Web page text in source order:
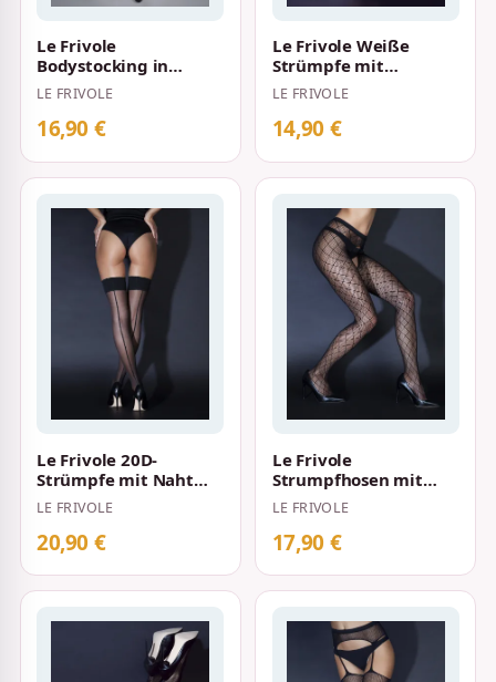
Le Frivole
Bodystocking in
Netzoptik mit
dreieckigem Muster
Schwarz
LE FRIVOLE
16,90 €
Le Frivole Weiße
Strümpfe mit
Spitzengummiband
LE FRIVOLE
14,90 €
Le Frivole 20D-
Strümpfe mit Naht
Schwarz
LE FRIVOLE
20,90 €
Le Frivole
Strumpfhosen mit
Netzmuster und
offenem Schritt
Schwarz
LE FRIVOLE
17,90 €